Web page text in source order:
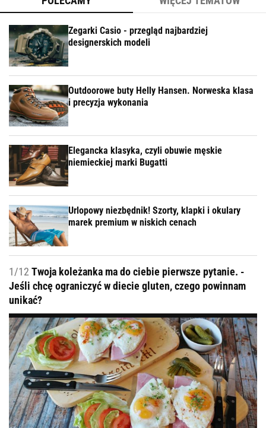
Zegarki Casio - przegląd najbardziej
designerskich modeli
Outdoorowe buty Helly Hansen. Norweska klasa
i precyzja wykonania
Elegancka klasyka, czyli obuwie męskie
niemieckiej marki Bugatti
Urlopowy niezbędnik! Szorty, klapki i okulary
marek premium w niskich cenach
1/12 Twoja koleżanka ma do ciebie pierwsze pytanie. -
Jeśli chcę ograniczyć w diecie gluten, czego powinnam
unikać?